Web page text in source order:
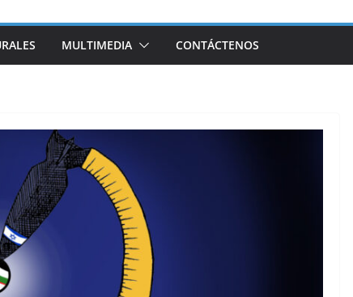
MULTIMEDIA CONTÁCTENOS